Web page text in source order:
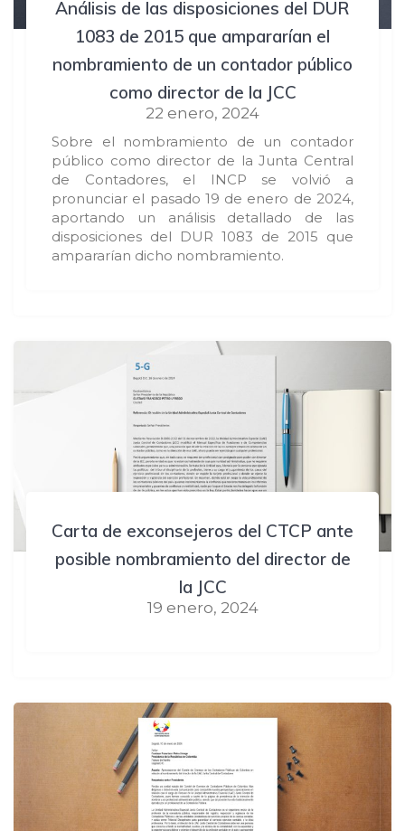
Análisis de las disposiciones del DUR
1083 de 2015 que ampararían el
nombramiento de un contador público
como director de la JCC
22 enero, 2024
Sobre el nombramiento de un contador
público como director de la Junta Central
de Contadores, el INCP se volvió a
pronunciar el pasado 19 de enero de 2024,
aportando un análisis detallado de las
disposiciones del DUR 1083 de 2015 que
ampararían dicho nombramiento.
Carta de exconsejeros del CTCP ante
posible nombramiento del director de
la JCC
19 enero, 2024